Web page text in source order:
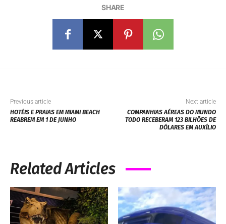
SHARE
Previous article
HOTÉIS E PRAIAS EM MIAMI BEACH
REABREM EM 1 DE JUNHO
Next article
COMPANHIAS AÉREAS DO MUNDO
TODO RECEBERAM 123 BILHÕES DE
DÓLARES EM AUXÍLIO
Related Articles